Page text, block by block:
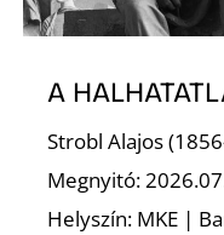
A
Strobl Alajos
Megnyitó:
Helyszín: MKE |